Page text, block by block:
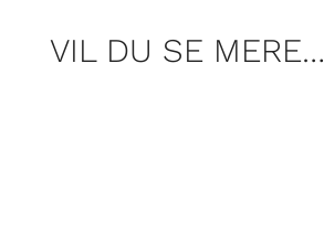
VIL DU SE MERE…